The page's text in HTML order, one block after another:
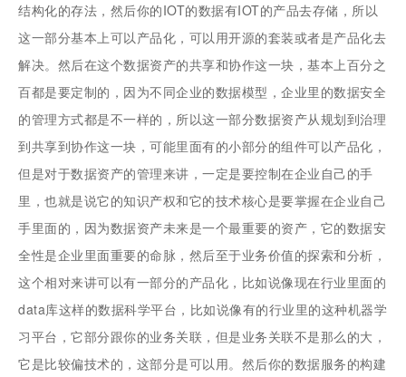
结构化的存法，然后你的IOT的数据有IOT的产品去存储，所以
这一部分基本上可以产品化，可以用开源的套装或者是产品化去
解决。然后在这个数据资产的共享和协作这一块，基本上百分之
百都是要定制的，因为不同企业的数据模型，企业里的数据安全
的管理方式都是不一样的，所以这一部分数据资产从规划到治理
到共享到协作这一块，可能里面有的小部分的组件可以产品化，
但是对于数据资产的管理来讲，一定是要控制在企业自己的手
里，也就是说它的知识产权和它的技术核心是要掌握在企业自己
手里面的，因为数据资产未来是一个最重要的资产，它的数据安
全性是企业里面重要的命脉，然后至于业务价值的探索和分析，
这个相对来讲可以有一部分的产品化，比如说像现在行业里面的
data库这样的数据科学平台，比如说像有的行业里的这种机器学
习平台，它部分跟你的业务关联，但是业务关联不是那么的大，
它是比较偏技术的，这部分是可以用。然后你的数据服务的构建